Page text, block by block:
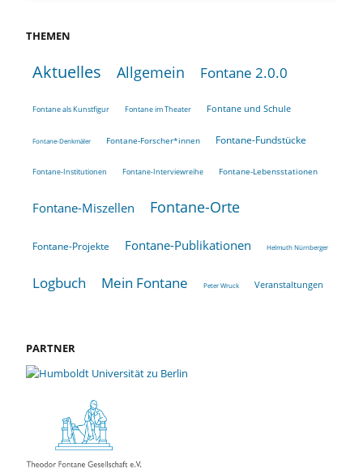
THEMEN
Aktuelles Allgemein Fontane 2.0.0
Fontane als Kunstfigur Fontane im Theater Fontane und Schule
Fontane-Denkmäler Fontane-Forscher*innen Fontane-Fundstücke
Fontane-Institutionen Fontane-Interviewreihe Fontane-Lebensstationen
Fontane-Miszellen Fontane-Orte
Fontane-Projekte Fontane-Publikationen Helmuth Nürnberger
Logbuch Mein Fontane Peter Wruck Veranstaltungen
PARTNER